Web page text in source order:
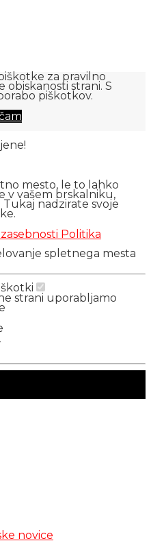
za pravilno
strani. S
piškotkov.
mesto, le to lahko
v vašem brskalniku,
nadzirate svoje
Politika
spletnega mesta
strani uporabljamo
novice